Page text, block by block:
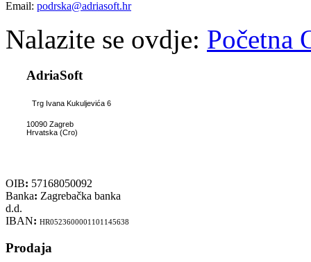
Email: podrska@adriasoft.hr
Nalazite se ovdje: Početna
AdriaSoft
Trg Ivana Kukuljevića 6
10090 Zagreb
Hrvatska (Cro)
OIB: 57168050092
Banka: Zagrebačka banka
d.d.
IBAN: HR0523600001101145638
Prodaja